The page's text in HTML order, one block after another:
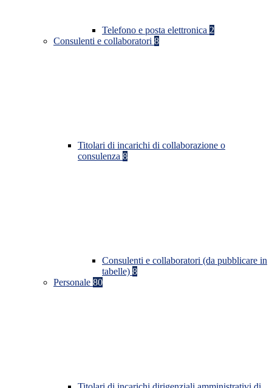
Telefono e posta elettronica 2
Consulenti e collaboratori 8
Titolari di incarichi di collaborazione o
consulenza 8
Consulenti e collaboratori (da pubblicare in
tabelle) 8
Personale 80